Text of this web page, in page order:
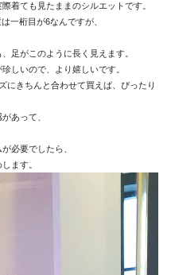
着ても見たままのシルエットです。
一桁目が6なんですが、
足がこのように長く見えます。
しいので、より嬉しいです。
にきちんと合わせて買えば、ぴったり
あって、
必要でしたら、
ます。